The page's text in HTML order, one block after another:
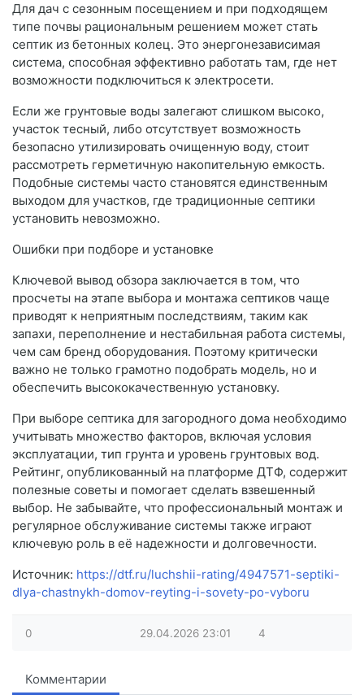
Для дач с сезонным посещением и при подходящем
типе почвы рациональным решением может стать
септик из бетонных колец. Это энергонезависимая
система, способная эффективно работать там, где нет
возможности подключиться к электросети.
Если же грунтовые воды залегают слишком высоко,
участок тесный, либо отсутствует возможность
безопасно утилизировать очищенную воду, стоит
рассмотреть герметичную накопительную емкость.
Подобные системы часто становятся единственным
выходом для участков, где традиционные септики
установить невозможно.
Ошибки при подборе и установке
Ключевой вывод обзора заключается в том, что
просчеты на этапе выбора и монтажа септиков чаще
приводят к неприятным последствиям, таким как
запахи, переполнение и нестабильная работа системы,
чем сам бренд оборудования. Поэтому критически
важно не только грамотно подобрать модель, но и
обеспечить высококачественную установку.
При выборе септика для загородного дома необходимо
учитывать множество факторов, включая условия
эксплуатации, тип грунта и уровень грунтовых вод.
Рейтинг, опубликованный на платформе ДТФ, содержит
полезные советы и помогает сделать взвешенный
выбор. Не забывайте, что профессиональный монтаж и
регулярное обслуживание системы также играют
ключевую роль в её надежности и долговечности.
Источник: https://dtf.ru/luchshii-rating/4947571-septiki-
dlya-chastnykh-domov-reyting-i-sovety-po-vyboru
0 29.04.2026 23:01 4
Комментарии